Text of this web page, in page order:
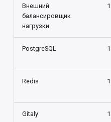
архитектур
Неподдерживаемая
Компоненты с
сохранением состояния
Целевые показатели
Внешний
балансировщик
нагрузки
1
PostgreSQL 1
Redis 1
Gitaly 1